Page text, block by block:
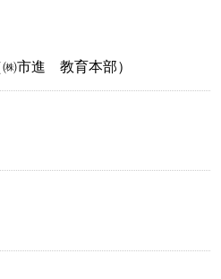
市進 教育本部）